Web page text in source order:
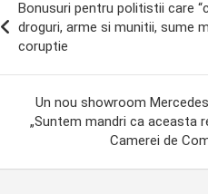
Bonusuri pentru politistii care
droguri, arme si munitii, sume
coruptie
Un nou showroom
„Suntem mandri ca aceasta
Camerei de